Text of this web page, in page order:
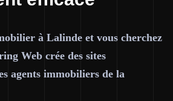
à Lalinde et vous cherchez
Web crée des sites
agents immobiliers de la